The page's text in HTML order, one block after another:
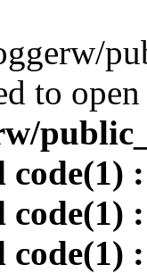
to
code(1)
code(1)
code(1)